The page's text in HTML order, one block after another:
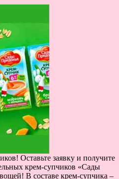
Оставьте заявку и получите
крем-супчиков «Сады
В составе крем-супчика –